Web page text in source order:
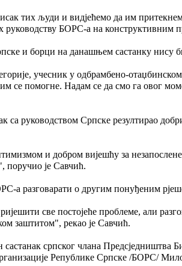
тих људи и видјећемо да им
руководству БОРС-а на конструктивним
и борци на данашњем састанку нису
учесник у одбрамбено-
се помогне. Надам се да смо га овог
са руководством Српске резултирао
и добром вијешћу за
поручио је Савчић.
а разговарати о другим понуђеним
све постојеће проблеме, али
заштитом", рекао је Савчић.
састанак српског члана
Републике Српске /БОРС/